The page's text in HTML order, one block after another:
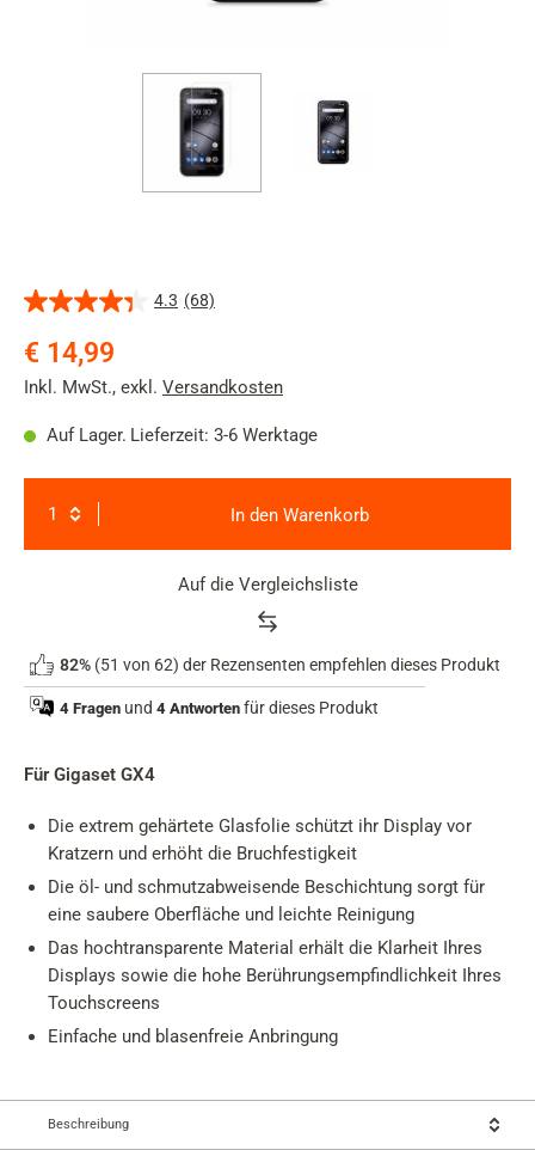
4.3 (68)
4.3
5
68
€ 14,99
Inkl. MwSt., exkl. Versandkosten
Auf Lager. Lieferzeit: 3-6 Werktage
In den Warenkorb
Auf die Vergleichsliste
Product
rating
summary
82% (51 von 62) der Rezensenten empfehlen dieses Produkt
4 Fragen und 4 Antworten für dieses Produkt
Für Gigaset GX4
Die extrem gehärtete Glasfolie schützt ihr Display vor
Kratzern und erhöht die Bruchfestigkeit
Die öl- und schmutzabweisende Beschichtung sorgt für
eine saubere Oberfläche und leichte Reinigung
Das hochtransparente Material erhält die Klarheit Ihres
Displays sowie die hohe Berührungsempfindlichkeit Ihres
Touchscreens
Einfache und blasenfreie Anbringung
Beschreibung